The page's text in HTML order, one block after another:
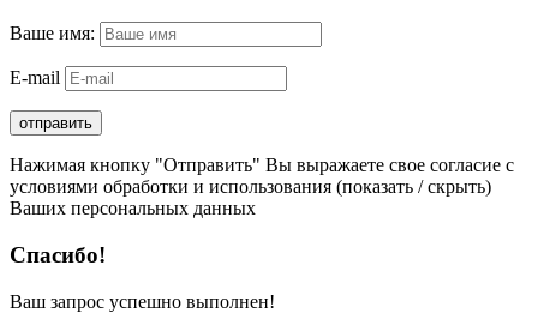
Ваше имя:
E-mail
Нажимая кнопку "Отправить" Вы выражаете свое согласие с
условиями обработки и использования (показать / скрыть)
Ваших персональных данных
Спасибо!
Ваш запрос успешно выполнен!